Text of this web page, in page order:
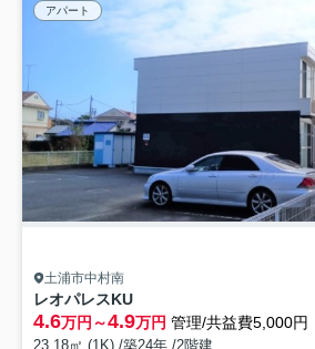
アパート
土浦市中村南
レオパレスKU
4.6万円～4.9万円 管理/共益費5,000円
23.18㎡ (1K) /築24年 /2階建